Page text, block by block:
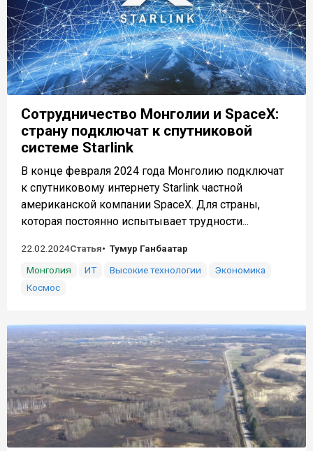
Сотрудничество Монголии и SpaceX:
страну подключат к спутниковой
системе Starlink
В конце февраля 2024 года Монголию подключат
к спутниковому интернету Starlink частной
американской компании SpaceX. Для страны,
которая постоянно испытывает трудности...
22.02.2024Статья
Тумур Ганбаатар
Монголия
ИТ Высокие технологии
Экономика
Космос